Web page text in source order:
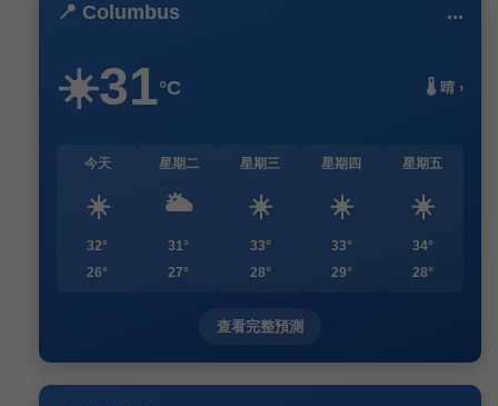
📍 Columbus ...
☀️31°C 🌡️ 晴 ›
今天
☀️
32°
26°
星期二
🌥️
31°
27°
星期三
☀️
33°
28°
星期四
☀️
33°
29°
星期五
☀️
34°
28°
查看完整預測